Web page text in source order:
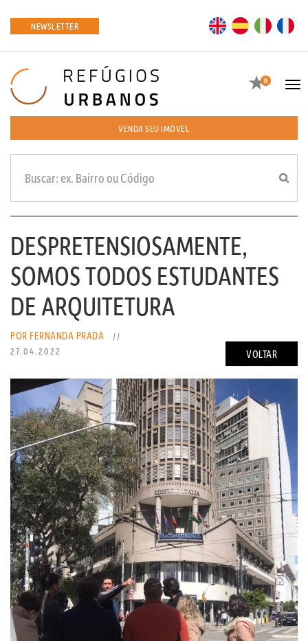
NEWSLETTER EN ES
Favoritos
0
VENDA SEU IMÓVEL
DESPRETENSIOSAMENTE,
SOMOS TODOS ESTUDANTES
DE ARQUITETURA
VOLTAR
POR FERNANDA PRADA
//
27.04.2022